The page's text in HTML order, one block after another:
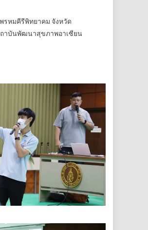
รหมคีรีพิทยาคม จังหวัด
ถาบันพัฒนาสุขภาพอาเซียน